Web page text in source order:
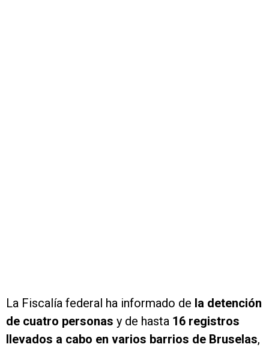
La Fiscalía federal ha informado de la detención
de cuatro personas y de hasta 16 registros
llevados a cabo en varios barrios de Bruselas,